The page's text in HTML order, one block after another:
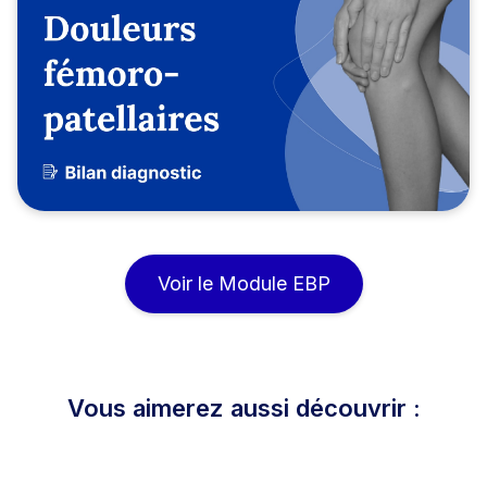
Voir le Module EBP
Vous aimerez aussi découvrir :